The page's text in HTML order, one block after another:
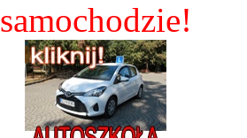
samochodzie!